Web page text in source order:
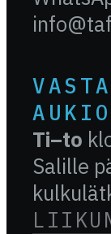
Ti–to
Salille